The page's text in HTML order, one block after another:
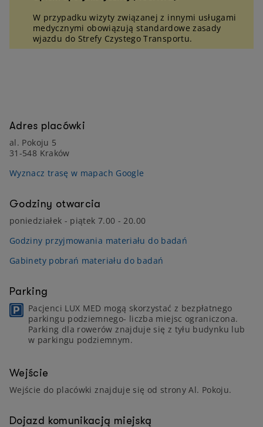
W przypadku wizyty związanej z innymi usługami
medycznymi obowiązują standardowe zasady
wjazdu do Strefy Czystego Transportu.
Adres placówki
al. Pokoju 5
31-548 Kraków
Wyznacz trasę w mapach Google
Godziny otwarcia
poniedziałek - piątek 7.00 - 20.00
Godziny przyjmowania materiału do badań
Gabinety pobrań materiału do badań
Parking
Pacjenci LUX MED mogą skorzystać z bezpłatnego
parkingu podziemnego- liczba miejsc ograniczona.
Parking dla rowerów znajduje się z tyłu budynku lub
w parkingu podziemnym.
Wejście
Wejście do placówki znajduje się od strony Al. Pokoju.
Dojazd komunikacją miejską